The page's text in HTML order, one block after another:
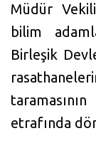
Müdür
bilim
Birleşik
etrafında